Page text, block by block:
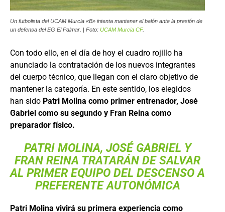
Un futbolista del UCAM Murcia «B» intenta mantener el balón ante la presión de
un defensa del EG El Palmar. | Foto: UCAM Murcia CF.
Con todo ello, en el día de hoy el cuadro rojillo ha
anunciado la contratación de los nuevos integrantes
del cuerpo técnico, que llegan con el claro objetivo de
mantener la categoría. En este sentido, los elegidos
han sido Patri Molina como primer entrenador, José
Gabriel como su segundo y Fran Reina como
preparador físico.
PATRI MOLINA, JOSÉ GABRIEL Y
FRAN REINA TRATARÁN DE SALVAR
AL PRIMER EQUIPO DEL DESCENSO A
PREFERENTE AUTONÓMICA
Patri Molina vivirá su primera experiencia como